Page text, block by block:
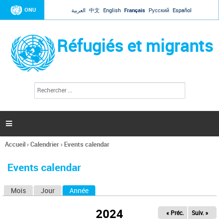
Jump to navigation
ONU العربية 中文 English Français Русский Español
Réfugiés et migrants
l
c
h
e

Vous
ici
Accueil›Calendrier› Events calendar
Events calendar
Mois Jour Année
2024 « Préc. Suiv. »